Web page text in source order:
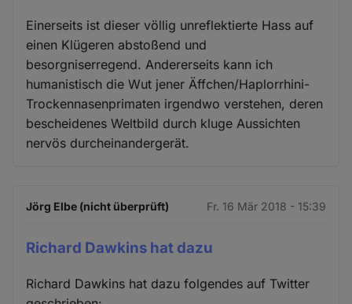
Einerseits ist dieser völlig unreflektierte Hass auf
einen Klügeren abstoßend und
besorgniserregend. Andererseits kann ich
humanistisch die Wut jener Äffchen/Haplorrhini-
Trockennasenprimaten irgendwo verstehen, deren
bescheidenes Weltbild durch kluge Aussichten
nervös durcheinandergerät.
Jörg Elbe (nicht überprüft) Fr. 16 Mär 2018 - 15:39
Richard Dawkins hat dazu
Richard Dawkins hat dazu folgendes auf Twitter